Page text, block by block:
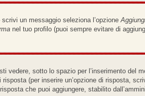
un messaggio seleziona l’opzione
nel tuo profilo (puoi sempre evitare di
vedere, sotto lo spazio per l’inserimento del
(per inserire un’opzione di risposta,
che puoi aggiungere, stabilito